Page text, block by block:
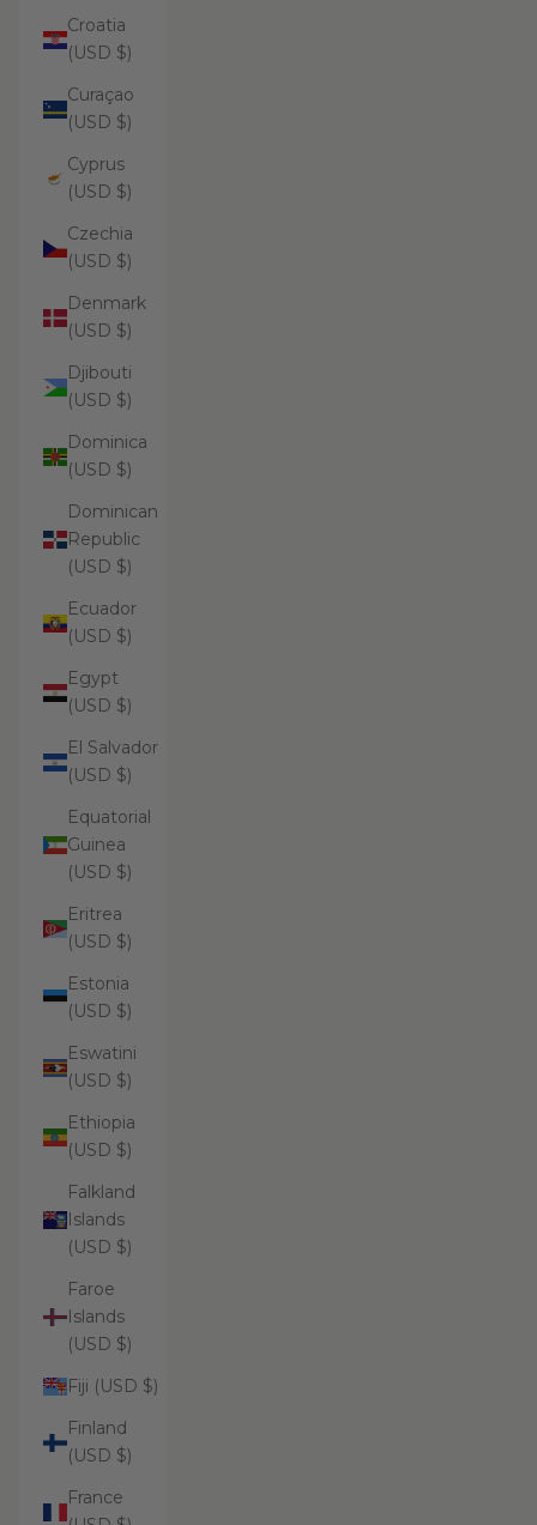
Croatia
(USD $)
Curaçao
(USD $)
Cyprus
(USD $)
Czechia
(USD $)
Denmark
(USD $)
Djibouti
(USD $)
Dominica
(USD $)
Dominican
Republic
(USD $)
Ecuador
(USD $)
Egypt
(USD $)
El Salvador
(USD $)
Equatorial
Guinea
(USD $)
Eritrea
(USD $)
Estonia
(USD $)
Eswatini
(USD $)
Ethiopia
(USD $)
Falkland
Islands
(USD $)
Faroe
Islands
(USD $)
Fiji (USD $)
Finland
(USD $)
France